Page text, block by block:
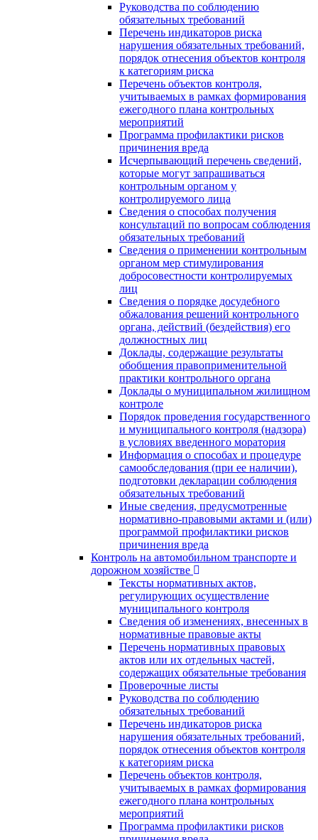
Руководства по соблюдению
обязательных требований
Перечень индикаторов риска
нарушения обязательных требований,
порядок отнесения объектов контроля
к категориям риска
Перечень объектов контроля,
учитываемых в рамках формирования
ежегодного плана контрольных
мероприятий
Программа профилактики рисков
причинения вреда
Исчерпывающий перечень сведений,
которые могут запрашиваться
контрольным органом у
контролируемого лица
Сведения о способах получения
консультаций по вопросам соблюдения
обязательных требований
Сведения о применении контрольным
органом мер стимулирования
добросовестности контролируемых
лиц
Сведения о порядке досудебного
обжалования решений контрольного
органа, действий (бездействия) его
должностных лиц
Доклады, содержащие результаты
обобщения правоприменительной
практики контрольного органа
Доклады о муниципальном жилищном
контроле
Порядок проведения государственного
и муниципального контроля (надзора)
в условиях введенного моратория
Информация о способах и процедуре
самообследования (при ее наличии),
подготовки декларации соблюдения
обязательных требований
Иные сведения, предусмотренные
нормативно-правовыми актами и (или)
программой профилактики рисков
причинения вреда
Контроль на автомобильном транспорте и
дорожном хозяйстве
Тексты нормативных актов,
регулирующих осуществление
муниципального контроля
Сведения об изменениях, внесенных в
нормативные правовые акты
Перечень нормативных правовых
актов или их отдельных частей,
содержащих обязательные требования
Проверочные листы
Руководства по соблюдению
обязательных требований
Перечень индикаторов риска
нарушения обязательных требований,
порядок отнесения объектов контроля
к категориям риска
Перечень объектов контроля,
учитываемых в рамках формирования
ежегодного плана контрольных
мероприятий
Программа профилактики рисков